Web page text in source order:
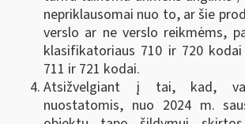
nepriklausomai nuo to, ar šie
verslo ar ne verslo reikmėms,
klasifikatoriaus 710 ir 720
711 ir 721 kodai.
Atsižvelgiant į tai, kad,
nuostatomis, nuo 2024 m.